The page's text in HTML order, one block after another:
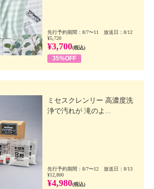
先行予約期間：8/7〜11 放送日：8/12
¥5,720
¥3,700(税込)
35%OFF
ミセスクレンリー 高濃度洗
浄で汚れが 滝のよ...
先行予約期間：8/7〜12 放送日：8/13
¥12,800
¥4,980(税込)